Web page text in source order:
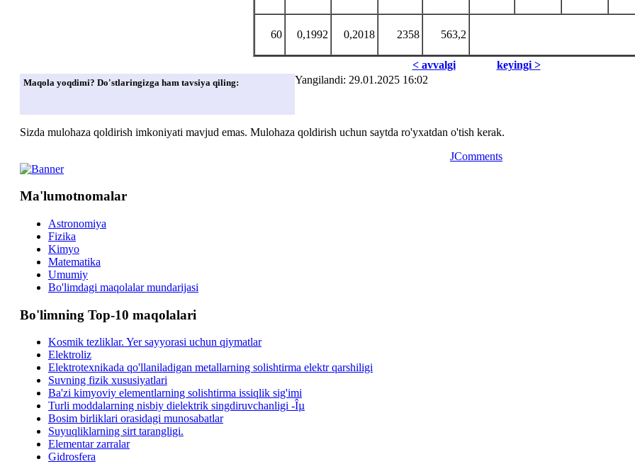
60 0,1992 0,2018 2358 563,2
< avvаlgi
kеyingi >
Yangilаndi: 29.01.2025 16:02
Maqola yoqdimi? Do'stlaringizga ham tavsiya qiling:
Sizda mulohaza qoldirish imkoniyati mavjud emas. Mulohaza qoldirish uchun saytda ro'yxatdan o'tish kerak.
JComments
Ma'lumotnomalar
Astronomiya
Fizika
Kimyo
Matematika
Umumiy
Bo'limdagi maqolalar mundarijasi
Bo'limning Top-10 maqolalari
Kosmik tezliklar. Yer sayyorasi uchun qiymatlar
Elektroliz
Elektrotexnikada qo'llaniladigan metallarning solishtirma elektr qarshiligi
Suvning fizik xususiyatlari
Ba'zi kimyoviy elementlarning solishtirma issiqlik sig'imi
Turli moddalarning nisbiy dielektrik singdiruvchanligi -Îµ
Bosim birliklari orasidagi munosabatlar
Suyuqliklarning sirt tarangligi.
Elementar zarralar
Gidrosfera